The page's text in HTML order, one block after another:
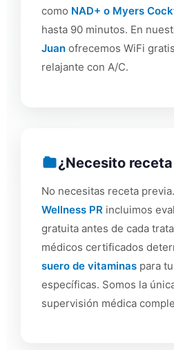
como NAD+ o Myers
hasta 90 minutos. En
Juan ofrecemos WiFi
relajante con A/C.
¿Necesito
No necesitas receta
Wellness PR incluimos
gratuita antes de cada
médicos certificados
suero de vitaminas para
específicas. Somos la
supervisión médica